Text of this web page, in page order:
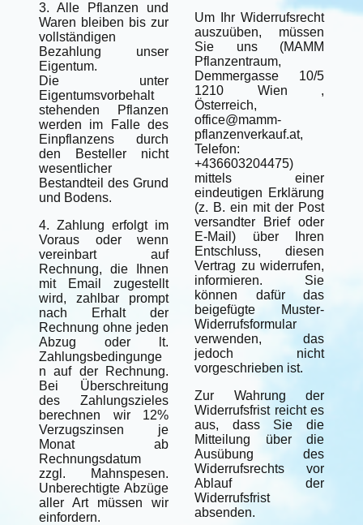
3. Alle Pflanzen und
Waren bleiben bis zur
vollständigen
Bezahlung unser
Eigentum.
Die unter
Eigentumsvorbehalt
stehenden Pflanzen
werden im Falle des
Einpflanzens durch
den Besteller nicht
wesentlicher
Bestandteil des Grund
und Bodens.
4. Zahlung erfolgt im
Voraus oder wenn
vereinbart auf
Rechnung, die Ihnen
mit Email zugestellt
wird, zahlbar prompt
nach Erhalt der
Rechnung ohne jeden
Abzug oder lt.
Zahlungsbedingunge
n auf der Rechnung.
Bei Überschreitung
des Zahlungszieles
berechnen wir 12%
Verzugszinsen je
Monat ab
Rechnungsdatum
zzgl. Mahnspesen.
Unberechtigte Abzüge
aller Art müssen wir
einfordern.
Um Ihr Widerrufsrecht
auszuüben, müssen
Sie uns (MAMM
Pflanzentraum,
Demmergasse 10/5
1210 Wien ,
Österreich,
office@mamm-
pflanzenverkauf.at,
Telefon:
+436603204475)
mittels einer
eindeutigen Erklärung
(z. B. ein mit der Post
versandter Brief oder
E-Mail) über Ihren
Entschluss, diesen
Vertrag zu widerrufen,
informieren. Sie
können dafür das
beigefügte Muster-
Widerrufsformular
verwenden, das
jedoch nicht
vorgeschrieben ist.
Zur Wahrung der
Widerrufsfrist reicht es
aus, dass Sie die
Mitteilung über die
Ausübung des
Widerrufsrechts vor
Ablauf der
Widerrufsfrist
absenden.